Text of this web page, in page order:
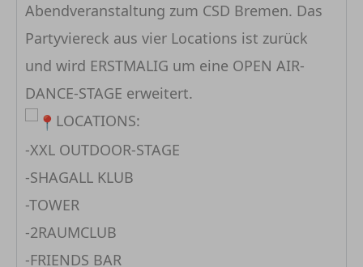
Abendveranstaltung zum CSD Bremen. Das
Partyviereck aus vier Locations ist zurück
und wird ERSTMALIG um eine OPEN AIR-
DANCE-STAGE erweitert.
LOCATIONS:
-XXL OUTDOOR-STAGE
-SHAGALL KLUB
-TOWER
-2RAUMCLUB
-FRIENDS BAR